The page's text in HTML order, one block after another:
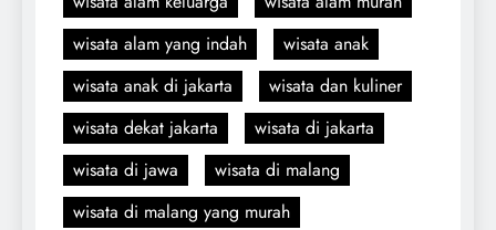
wisata alam yang indah
wisata anak
wisata anak di jakarta
wisata dan kuliner
wisata dekat jakarta
wisata di jakarta
wisata di jawa
wisata di malang
wisata di malang yang murah